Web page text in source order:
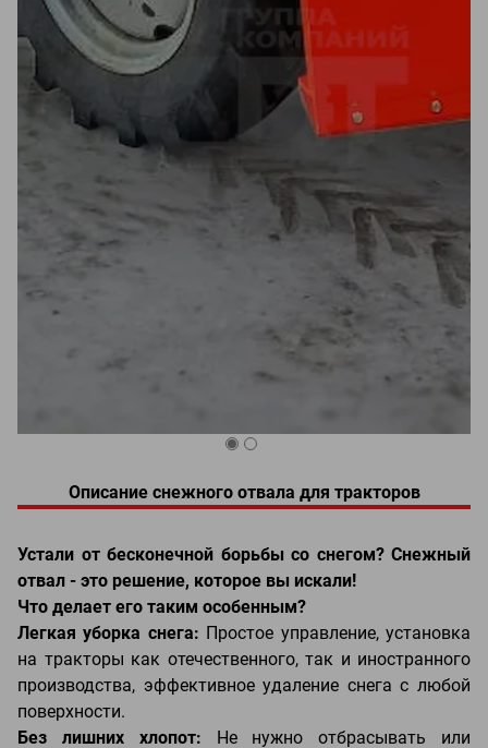
Описание снежного отвала для тракторов
Устали от бесконечной борьбы со снегом? Снежный
отвал - это решение, которое вы искали!
Что делает его таким особенным?
Легкая уборка снега: Простое управление, установка
на тракторы как отечественного, так и иностранного
производства, эффективное удаление снега с любой
поверхности.
Без лишних хлопот: Не нужно отбрасывать или